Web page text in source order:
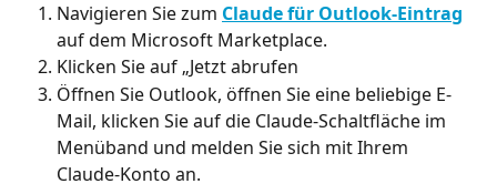
Navigieren Sie zum Claude für Outlook-Eintrag
auf dem Microsoft Marketplace.
Klicken Sie auf „Jetzt abrufen
Öffnen Sie Outlook, öffnen Sie eine beliebige E-
Mail, klicken Sie auf die Claude-Schaltfläche im
Menüband und melden Sie sich mit Ihrem
Claude-Konto an.